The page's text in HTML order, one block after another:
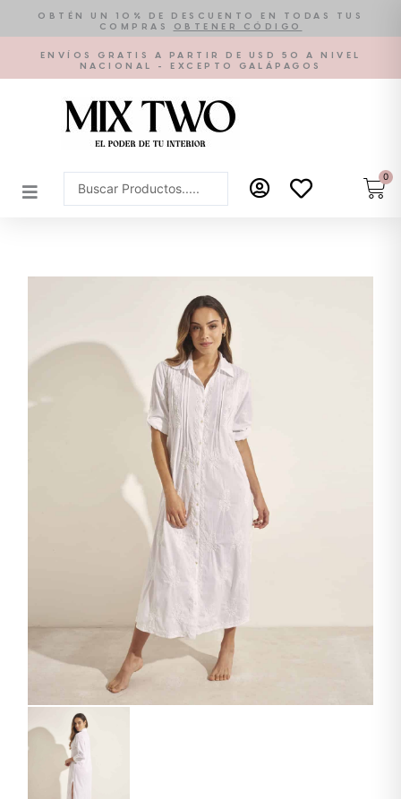
contenido
OBTÉN UN 10% DE DESCUENTO EN TODAS TUS
COMPRAS
OBTENER CÓDIGO
ENVÍOS GRATIS A PARTIR DE USD 50 A NIVEL
NACIONAL - EXCEPTO GALÁPAGOS
Search
...
0